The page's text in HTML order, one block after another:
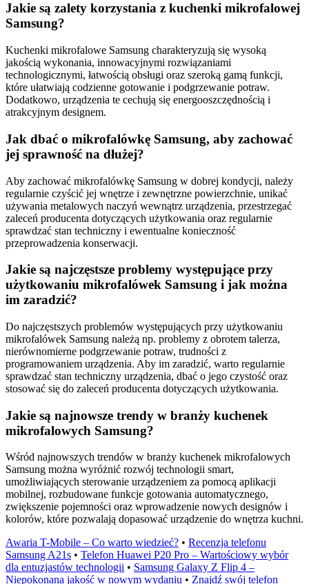
Jakie są zalety korzystania z kuchenki mikrofalowej
Samsung?
Kuchenki mikrofalowe Samsung charakteryzują się wysoką
jakością wykonania, innowacyjnymi rozwiązaniami
technologicznymi, łatwością obsługi oraz szeroką gamą funkcji,
które ułatwiają codzienne gotowanie i podgrzewanie potraw.
Dodatkowo, urządzenia te cechują się energooszczędnością i
atrakcyjnym designem.
Jak dbać o mikrofalówkę Samsung, aby zachować
jej sprawność na dłużej?
Aby zachować mikrofalówkę Samsung w dobrej kondycji, należy
regularnie czyścić jej wnętrze i zewnętrzne powierzchnie, unikać
używania metalowych naczyń wewnątrz urządzenia, przestrzegać
zaleceń producenta dotyczących użytkowania oraz regularnie
sprawdzać stan techniczny i ewentualne konieczność
przeprowadzenia konserwacji.
Jakie są najczęstsze problemy występujące przy
użytkowaniu mikrofalówek Samsung i jak można
im zaradzić?
Do najczęstszych problemów występujących przy użytkowaniu
mikrofalówek Samsung należą np. problemy z obrotem talerza,
nierównomierne podgrzewanie potraw, trudności z
programowaniem urządzenia. Aby im zaradzić, warto regularnie
sprawdzać stan techniczny urządzenia, dbać o jego czystość oraz
stosować się do zaleceń producenta dotyczących użytkowania.
Jakie są najnowsze trendy w branży kuchenek
mikrofalowych Samsung?
Wśród najnowszych trendów w branży kuchenek mikrofalowych
Samsung można wyróżnić rozwój technologii smart,
umożliwiających sterowanie urządzeniem za pomocą aplikacji
mobilnej, rozbudowane funkcje gotowania automatycznego,
zwiększenie pojemności oraz wprowadzenie nowych designów i
kolorów, które pozwalają dopasować urządzenie do wnętrza kuchni.
Awaria T-Mobile – Co warto wiedzieć? • Recenzja telefonu
Samsung A21s • Telefon Huawei P20 Pro – Wartościowy wybór
dla entuzjastów technologii • Samsung Galaxy Z Flip 4 –
Niepokonana jakość w nowym wydaniu • Znajdź swój telefon